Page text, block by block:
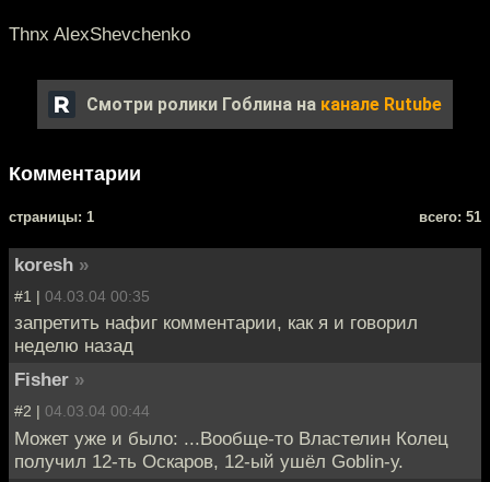
Thnx AlexShevchenko
Смотри ролики Гоблина на канале Rutube
Комментарии
cтраницы: 1 всего: 51
koresh »
#1 | 04.03.04 00:35
запретить нафиг комментарии, как я и говорил
неделю назад
Fisher »
#2 | 04.03.04 00:44
Может уже и было: ...Вообще-то Властелин Колец
получил 12-ть Оскаров, 12-ый ушёл Goblin-у.